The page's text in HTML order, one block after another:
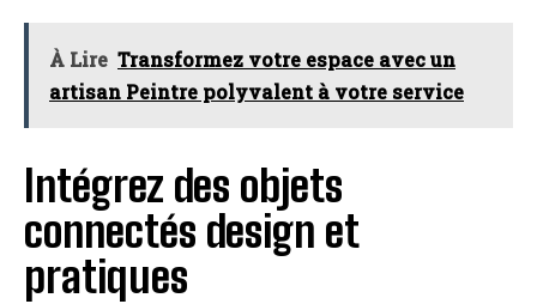
À Lire Transformez votre espace avec un
artisan Peintre polyvalent à votre service
Intégrez des objets
connectés design et
pratiques